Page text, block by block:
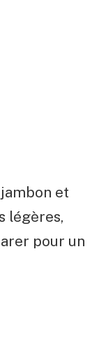
et
légères,
pour un